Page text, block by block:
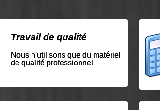
Travail de qualité
Nous n'utilisons que du matériel
de qualité professionnel